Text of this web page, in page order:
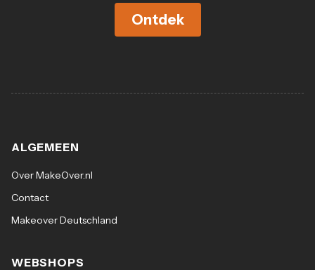
Ontdek
ALGEMEEN
Over MakeOver.nl
Contact
Makeover Deutschland
WEBSHOPS